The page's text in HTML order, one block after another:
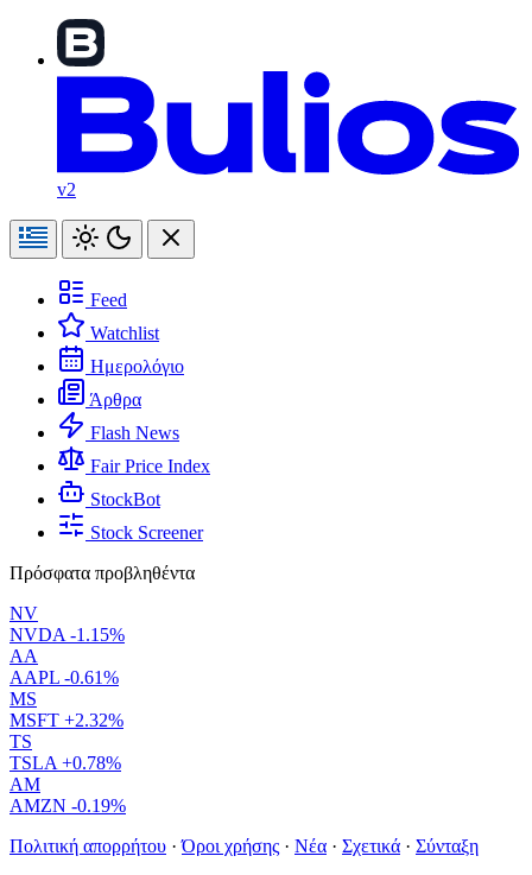
v2
Feed
Watchlist
Ημερολόγιο
Άρθρα
Flash News
Fair Price Index
StockBot
Stock Screener
Πρόσφατα προβληθέντα
NV
NVDA -1.15%
AA
AAPL -0.61%
MS
MSFT +2.32%
TS
TSLA +0.78%
AM
AMZN -0.19%
Πολιτική απορρήτου · Όροι χρήσης · Νέα · Σχετικά · Σύνταξη